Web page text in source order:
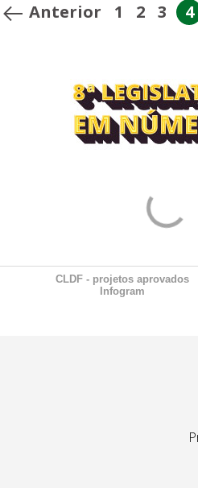
Anterior 1 2 3 4
CLDF - projetos aprovados
Infogram